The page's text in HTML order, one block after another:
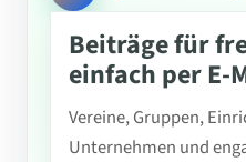
Beiträge für
einfach per E-
Vereine, Gruppen,
Unternehmen und